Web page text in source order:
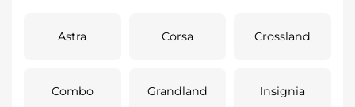
Astra Corsa Crossland
Combo Grandland Insignia